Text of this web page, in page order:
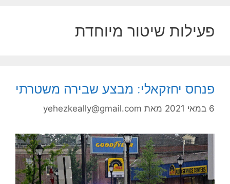
פעילות שיטור מיוחדת
פנחס יחזקאלי: מבצע שבירה משטרתי
6 במאי 2021 מאת yehezkeally@gmail.com